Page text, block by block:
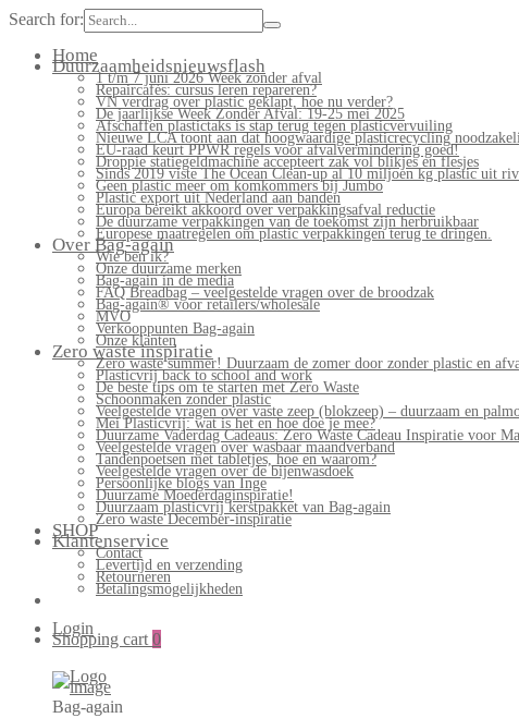
Search for:
Home
Duurzaamheidsnieuwsflash
1 t/m 7 juni 2026 Week zonder afval
Repaircafés: cursus leren repareren?
VN verdrag over plastic geklapt, hoe nu verder?
De jaarlijkse Week Zonder Afval: 19-25 mei 2025
Afschaffen plastictaks is stap terug tegen plasticvervuiling
Nieuwe LCA toont aan dat hoogwaardige plasticrecycling
EU-raad keurt PPWR regels voor afvalvermindering goed!
Droppie statiegeldmachine accepteert zak vol blikjes en flesjes
Sinds 2019 viste The Ocean Clean-up al 10 miljoen kg plastic uit
Geen plastic meer om komkommers bij Jumbo
Plastic export uit Nederland aan banden
Europa bereikt akkoord over verpakkingsafval reductie
De duurzame verpakkingen van de toekomst zijn herbruikbaar
Europese maatregelen om plastic verpakkingen terug te dringen.
Over Bag-again
Wie ben ik?
Onze duurzame merken
Bag-again in de media
FAQ Breadbag – veelgestelde vragen over de broodzak
Bag-again® voor retailers/wholesale
MVO
Verkooppunten Bag-again
Onze klanten
Zero waste inspiratie
Zero waste summer! Duurzaam de zomer door zonder plastic en
Plasticvrij back to school and work
De beste tips om te starten met Zero Waste
Schoonmaken zonder plastic
Veelgestelde vragen over vaste zeep (blokzeep) – duurzaam en
Mei Plasticvrij: wat is het en hoe doe je mee?
Duurzame Vaderdag Cadeaus: Zero Waste Cadeau Inspiratie voor
Veelgestelde vragen over wasbaar maandverband
Tandenpoetsen met tabletjes, hoe en waarom?
Veelgestelde vragen over de bijenwasdoek
Persoonlijke blogs van Inge
Duurzame Moederdaginspiratie!
Duurzaam plasticvrij kerstpakket van Bag-again
Zero waste December-inspiratie
SHOP
Klantenservice
Contact
Levertijd en verzending
Retourneren
Betalingsmogelijkheden
Login
Shopping cart 0
Bag-again